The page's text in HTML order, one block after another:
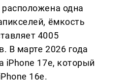
одна
ёмкость
4005
В марте 2026 года
iPhone 17e, который
16e.